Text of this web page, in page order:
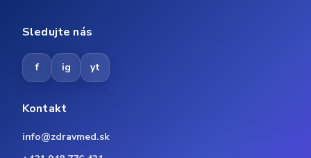
Sledujte nás
f ig yt
Kontakt
info@zdravmed.sk